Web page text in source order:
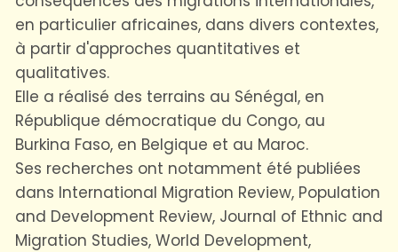
en particulier africaines, dans divers contextes,
à partir d'approches quantitatives et
qualitatives.
Elle a réalisé des terrains au Sénégal, en
République démocratique du Congo, au
Burkina Faso, en Belgique et au Maroc.
Ses recherches ont notamment été publiées
dans International Migration Review, Population
and Development Review, Journal of Ethnic and
Migration Studies, World Development,